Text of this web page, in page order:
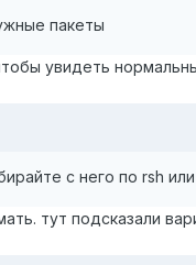
пакеты
увидеть
с него по rsh
тут подсказали